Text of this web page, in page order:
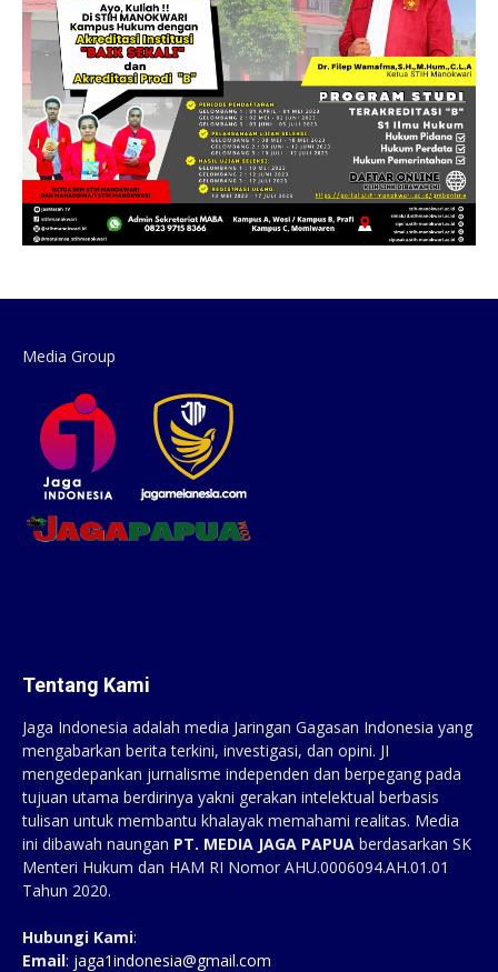
Media Group
Tentang Kami
Jaga Indonesia adalah media Jaringan Gagasan Indonesia yang
mengabarkan berita terkini, investigasi, dan opini. JI
mengedepankan jurnalisme independen dan berpegang pada
tujuan utama berdirinya yakni gerakan intelektual berbasis
tulisan untuk membantu khalayak memahami realitas. Media
ini dibawah naungan PT. MEDIA JAGA PAPUA berdasarkan SK
Menteri Hukum dan HAM RI Nomor AHU.0006094.AH.01.01
Tahun 2020.
Hubungi Kami:
Email: jaga1indonesia@gmail.com